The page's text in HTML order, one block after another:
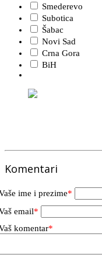
Smederevo
Subotica
Šabac
Novi Sad
Crna Gora
BiH
Komentari
ime i prezime*
email*
komentar*